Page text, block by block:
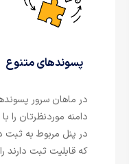
پسوندهای متنوع
در ماهان سرور
دامنه موردنظرتان را
در پنل مربوط به ثبت
که قابلیت ثبت دارند